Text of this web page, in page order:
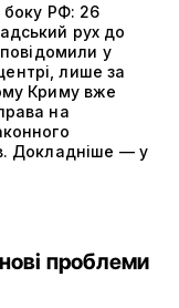
боку РФ: 26
рух до
у
лише за
Криму вже
на
Докладніше — у
проблеми